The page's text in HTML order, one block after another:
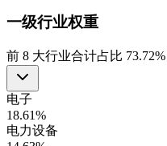
一级行业权重
前 8 大行业合计占比 73.72%
电子
18.61%
电力设备